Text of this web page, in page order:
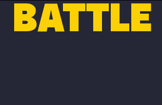
BATTLE